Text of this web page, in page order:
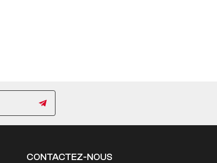
CONTACTEZ-NOUS